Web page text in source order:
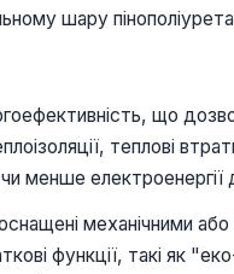
шару
що
теплові
електроенергії
механічними
функції, такі як